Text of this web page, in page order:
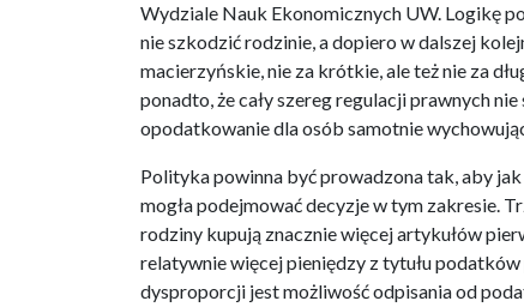
Wydziale Nauk Ekonomicznych UW. Logikę
nie szkodzić rodzinie, a dopiero w dalszej
macierzyńskie, nie za krótkie, ale też nie za
ponadto, że cały szereg regulacji prawnych
opodatkowanie dla osób samotnie
Polityka powinna być prowadzona tak, aby
mogła podejmować decyzje w tym zakresie.
rodziny kupują znacznie więcej artykułów
relatywnie więcej pieniędzy z tytułu
dysproporcji jest możliwość odpisania od